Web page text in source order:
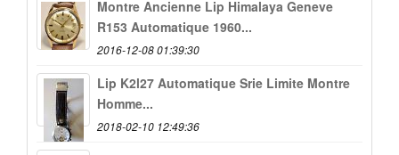
Montre Ancienne Lip Himalaya Geneve
R153 Automatique 1960...
2016-12-08 01:39:30
Lip K2l27 Automatique Srie Limite Montre
Homme...
2018-02-10 12:49:36